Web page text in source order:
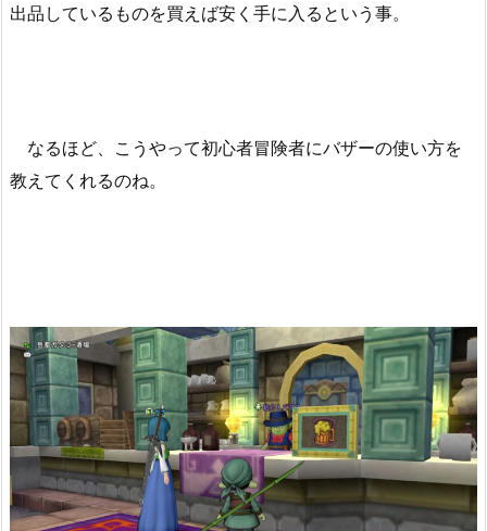
出品しているものを買えば安く手に入るという事。
なるほど、こうやって初心者冒険者にバザーの使い方を
教えてくれるのね。